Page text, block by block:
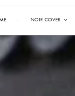
NOIR COVER